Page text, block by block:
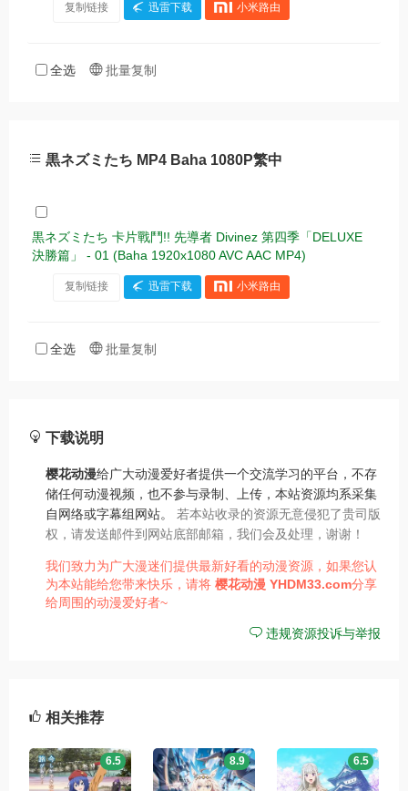
复制链接 迅雷下载 小米路由
全选 批量复制
黒ネズミたち MP4 Baha 1080P繁中
黒ネズミたち 卡片戰鬥!! 先導者 Divinez 第四季「DELUXE
決勝篇」 - 01 (Baha 1920x1080 AVC AAC MP4)
复制链接 迅雷下载 小米路由
全选 批量复制
下载说明
樱花动漫给广大动漫爱好者提供一个交流学习的平台，不存
储任何动漫视频，也不参与录制、上传，本站资源均系采集
自网络或字幕组网站。 若本站收录的资源无意侵犯了贵司版
权，请发送邮件到网站底部邮箱，我们会及处理，谢谢！
我们致力为广大漫迷们提供最新好看的动漫资源，如果您认
为本站能给您带来快乐，请将 樱花动漫 YHDM33.com分享
给周围的动漫爱好者~
违规资源投诉与举报
相关推荐
6.5 8.9 6.5